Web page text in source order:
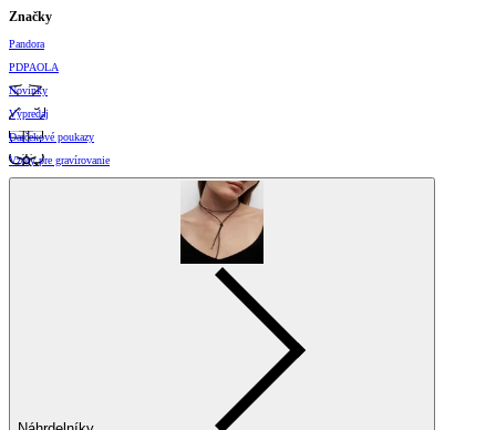
Značky
Pandora
PDPAOLA
Novinky
Výpredaj
Darčekové poukazy
Vzory pre gravírovanie